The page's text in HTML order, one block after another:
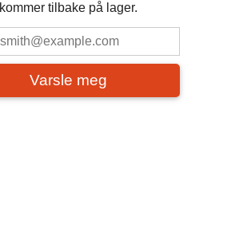
kommer tilbake på lager.
Varsle meg